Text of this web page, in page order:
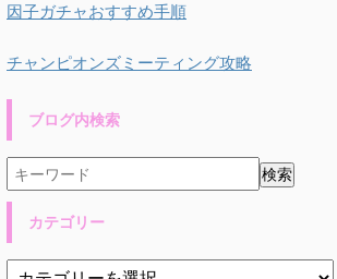
因子ガチャおすすめ手順
チャンピオンズミーティング攻略
ブログ内検索
カテゴリー